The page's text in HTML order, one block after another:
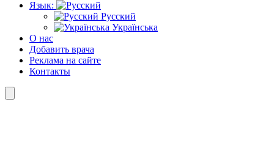
Язык:
Русский
Українська
О нас
Добавить врача
Реклама на сайте
Контакты